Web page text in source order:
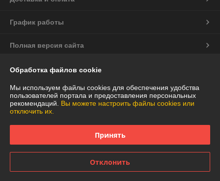
График работы
Полная версия сайта
Политика обработки cookies
Сайт создан на платформе Deal.by
Информация для покупателя
Обработка файлов cookie
Мы используем файлы cookies для обеспечения удобства
пользователей портала и предоставления персональных
рекомендаций. Вы можете настроить файлы cookies или
отключить их.
Принять
Отклонить